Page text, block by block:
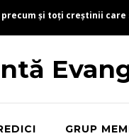
și toți creștinii care
GRUP